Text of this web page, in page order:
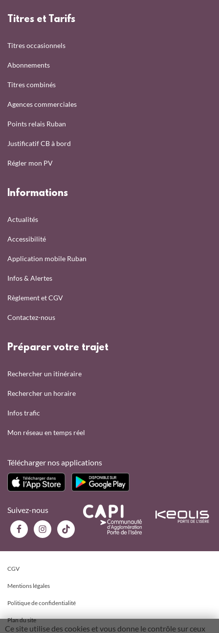
Titres et Tarifs
Titres occasionnels
Abonnements
Titres combinés
Agences commerciales
Points relais Ruban
Justificatif CB à bord
Régler mon PV
Informations
Actualités
Accessibilité
Application mobile Ruban
Infos & Alertes
Règlement et CGV
Contactez-nous
Préparer votre trajet
Rechercher un itinéraire
Rechercher un horaire
Infos trafic
Mon réseau en temps réel
Télécharger nos applications
Suivez-nous
CGV
Mentions légales
Politique de confidentialité
Plan du site
Ce site utilise des cookies et vous donne le contrôle sur ceux